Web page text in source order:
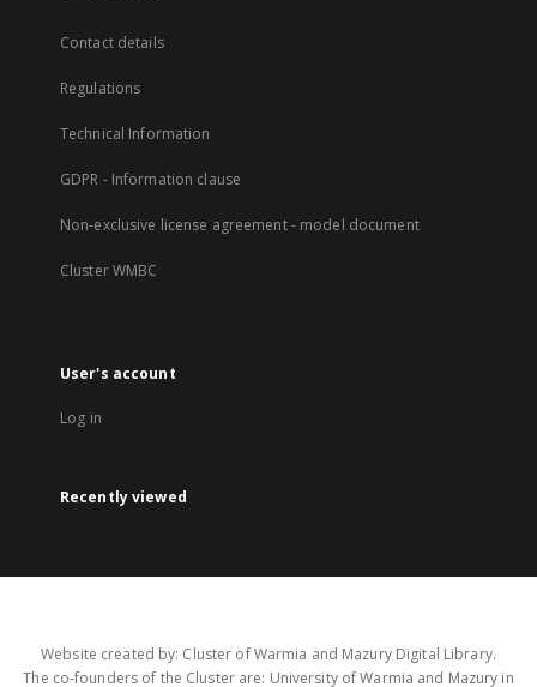
Contact details
Regulations
Technical Information
GDPR - Information clause
Non-exclusive license agreement - model document
Cluster WMBC
User's account
Log in
Recently viewed
Website created by: Cluster of Warmia and Mazury Digital Library.
The co-founders of the Cluster are: University of Warmia and Mazury in